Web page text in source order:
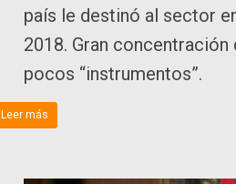
país le destinó al sector
2018. Gran concentración
pocos “instrumentos”.
Leer más